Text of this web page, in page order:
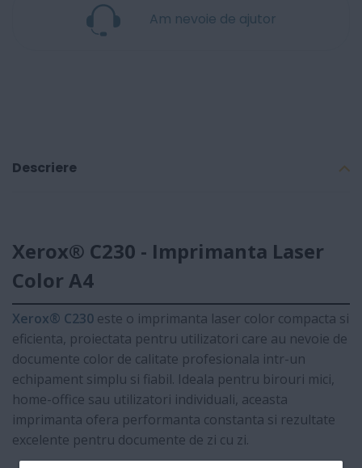
Am nevoie de ajutor
Descriere
Xerox® C230 - Imprimanta Laser
Color A4
Xerox® C230 este o imprimanta laser color compacta si
eficienta, proiectata pentru utilizatori care au nevoie de
documente color de calitate profesionala intr-un
echipament simplu si fiabil. Ideala pentru birouri mici,
home-office sau utilizatori individuali, aceasta
imprimanta ofera performanta constanta si rezultate
excelente pentru documente de zi cu zi.